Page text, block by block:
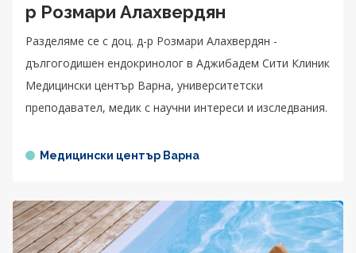
р Розмари Алахвердян
Разделяме се с доц. д-р Розмари Алахвердян -
дългогодишен ендокринолог в Аджибадем Сити Клиник
Медицински център Варна, университетски
преподавател, медик с научни интереси и изследвания.
Медицински център Варна